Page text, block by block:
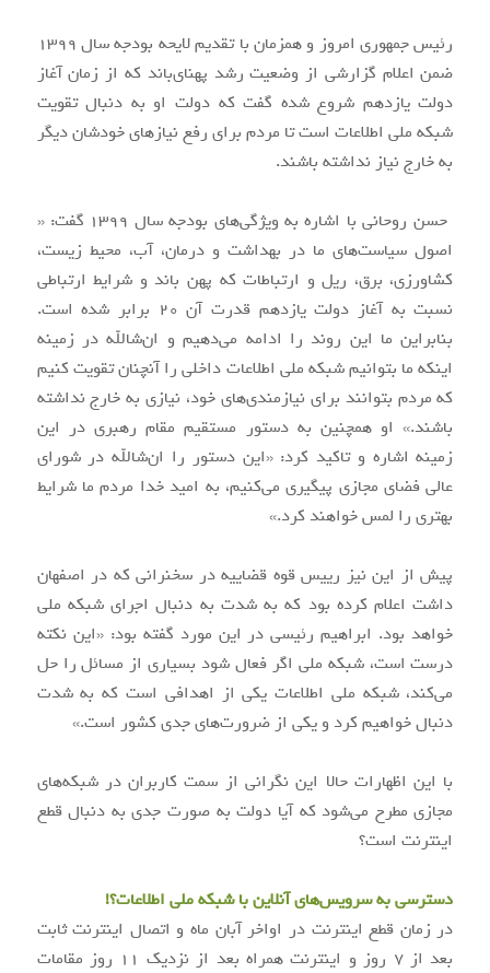
رئیس جمهوری امروز و همزمان با تقدیم لایحه بودجه سال ۱۳۹۹
ضمن اعلام گزارشی از وضعیت رشد پهنای‌باند که از زمان آغاز
دولت یازدهم شروع شده گفت که دولت او به دنبال تقویت
شبکه ملی اطلاعات است تا مردم برای رفع نیاز‌های خودشان دیگر
به خارج نیاز نداشته باشند.
حسن روحانی با اشاره به ویژگی‌های بودجه سال ۱۳۹۹ گفت: «
اصول سیاست‌های ما در بهداشت و درمان، آب، محیط زیست،
کشاورزی، برق، ریل و ارتباطات که پهن باند و شرایط ارتباطی
نسبت به آغاز دولت یازدهم قدرت آن ۲۰ برابر شده است.
بنابراین ما این روند را ادامه می‌دهیم و ان‌شالله در زمینه
اینکه ما بتوانیم شبکه ملی اطلاعات داخلی را آنچنان تقویت کنیم
که مردم بتوانند برای نیازمندی‌های خود، نیازی به خارج نداشته
باشند.» او همچنین به دستور مستقیم مقام رهبری در این
زمینه اشاره و تاکید کرد: «این دستور را ان‌شالله در شورای
عالی فضای مجازی پیگیری می‌کنیم، به امید خدا مردم ما شرایط
بهتری را لمس خواهند کرد.»
پیش از این نیز رییس قوه قضاییه در سخنرانی که در اصفهان
داشت اعلام کرده بود که به شدت به دنبال اجرای شبکه ملی
خواهد بود. ابراهیم رئیسی در این مورد گفته بود: «این نکته
درست است، شبکه ملی اگر فعال شود بسیاری از مسائل را حل
می‌کند، شبکه ملی اطلاعات یکی از اهدافی است که به شدت
دنبال خواهیم کرد و یکی از ضرورت‌های جدی کشور است.»
با این اظهارات حالا این نگرانی از سمت کاربران در شبکه‌های
مجازی مطرح می‌شود که آیا دولت به صورت جدی به دنبال قطع
اینترنت است؟
دسترسی به سرویس‌های آنلاین با شبکه ملی اطلاعات؟!
در زمان قطع اینترنت در اواخر آبان‌ ماه و اتصال اینترنت ثابت
بعد از ۷ روز و اینترنت همراه بعد از نزدیک ۱۱ روز مقامات